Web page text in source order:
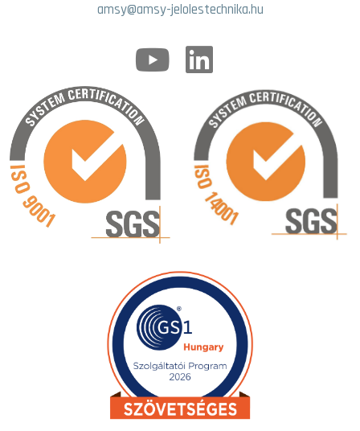
amsy@amsy-jelolestechnika.hu